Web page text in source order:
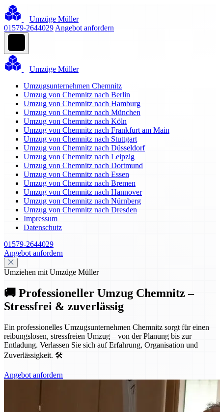
Umzüge Müller
01579-2644029 Angebot anfordern
Umzüge Müller
Umzugsunternehmen Chemnitz
Umzug von Chemnitz nach Berlin
Umzug von Chemnitz nach Hamburg
Umzug von Chemnitz nach München
Umzug von Chemnitz nach Köln
Umzug von Chemnitz nach Frankfurt am Main
Umzug von Chemnitz nach Stuttgart
Umzug von Chemnitz nach Düsseldorf
Umzug von Chemnitz nach Leipzig
Umzug von Chemnitz nach Dortmund
Umzug von Chemnitz nach Essen
Umzug von Chemnitz nach Bremen
Umzug von Chemnitz nach Hannover
Umzug von Chemnitz nach Nürnberg
Umzug von Chemnitz nach Dresden
Impressum
Datenschutz
01579-2644029
Angebot anfordern
Umziehen mit Umzüge Müller
🚚 Professioneller Umzug Chemnitz –
Stressfrei & zuverlässig
Ein professionelles Umzugsunternehmen Chemnitz sorgt für einen
reibungslosen, stressfreien Umzug – von der Planung bis zur
Entladung. Verlassen Sie sich auf Erfahrung, Organisation und
Zuverlässigkeit. 🛠️
Angebot anfordern